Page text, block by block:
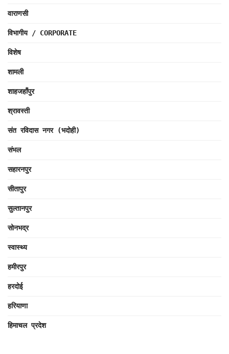
वाराणसी
विभागीय / CORPORATE
विशेष
शामली
शाहजहाँपुर
श्रावस्ती
संत रविदास नगर (भदोही)
संभल
सहारनपुर
सीतापुर
सुल्तानपुर
सोनभद्र
स्वास्थ्य
हमीरपुर
हरदोई
हरियाणा
हिमाचल प्रदेश